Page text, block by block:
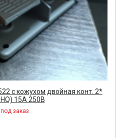
с кожухом двойная конт. 2*
15А 250В
под заказ